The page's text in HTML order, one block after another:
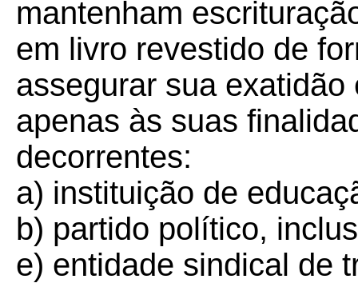
mantenham
em livro revestido de
assegurar sua
apenas às suas
decorrentes:
a) instituição de
b) partido político,
e) entidade sindical de